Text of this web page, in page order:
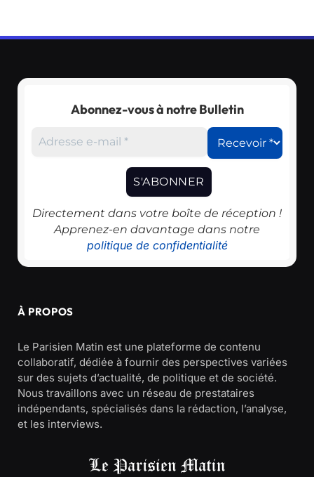
Abonnez-vous à notre Bulletin
Directement dans votre boîte de réception !
Apprenez-en davantage dans notre
politique de confidentialité
À PROPOS
Le Parisien Matin est une plateforme de contenu
collaboratif, dédiée à fournir des perspectives variées
sur des sujets d’actualité, de politique et de société.
Nous travaillons avec un réseau de prestataires
indépendants, spécialisés dans la rédaction, l’analyse,
et les interviews.